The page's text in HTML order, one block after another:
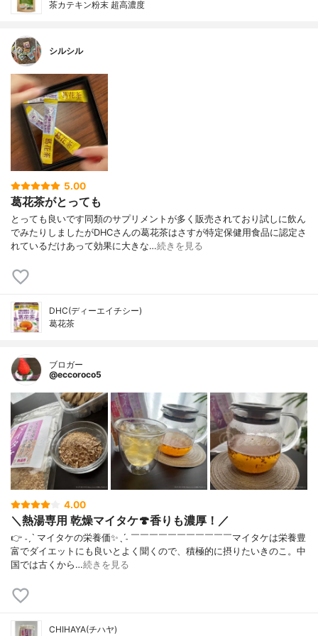
茶カテキン粉末 超高濃度
シルシル
5.00
葛花茶がとっても
とっても良いです同類のサプリメントが多く販売されており試しに飲ん
でみたりしましたがDHCさんの葛花茶はさすが特定保健用食品に認定さ
れているだけあって効果に大きな…続きを見る
DHC(ディーエイチシー)
葛花茶
ブロガー
@eccoroco5
4.00
＼熱湯専用 乾燥マイタケ🍄香りも濃厚！／
👉 ˗ˏˋ マイタケの栄養価✨ˎˊ˗ ￣￣￣￣￣￣￣￣￣￣￣⁡マイタケは栄養豊
富でダイエットにも良いとよく聞くので、積極的に摂りたいきのこ。中
国では古くから…続きを見る
CHIHAYA(チハヤ)